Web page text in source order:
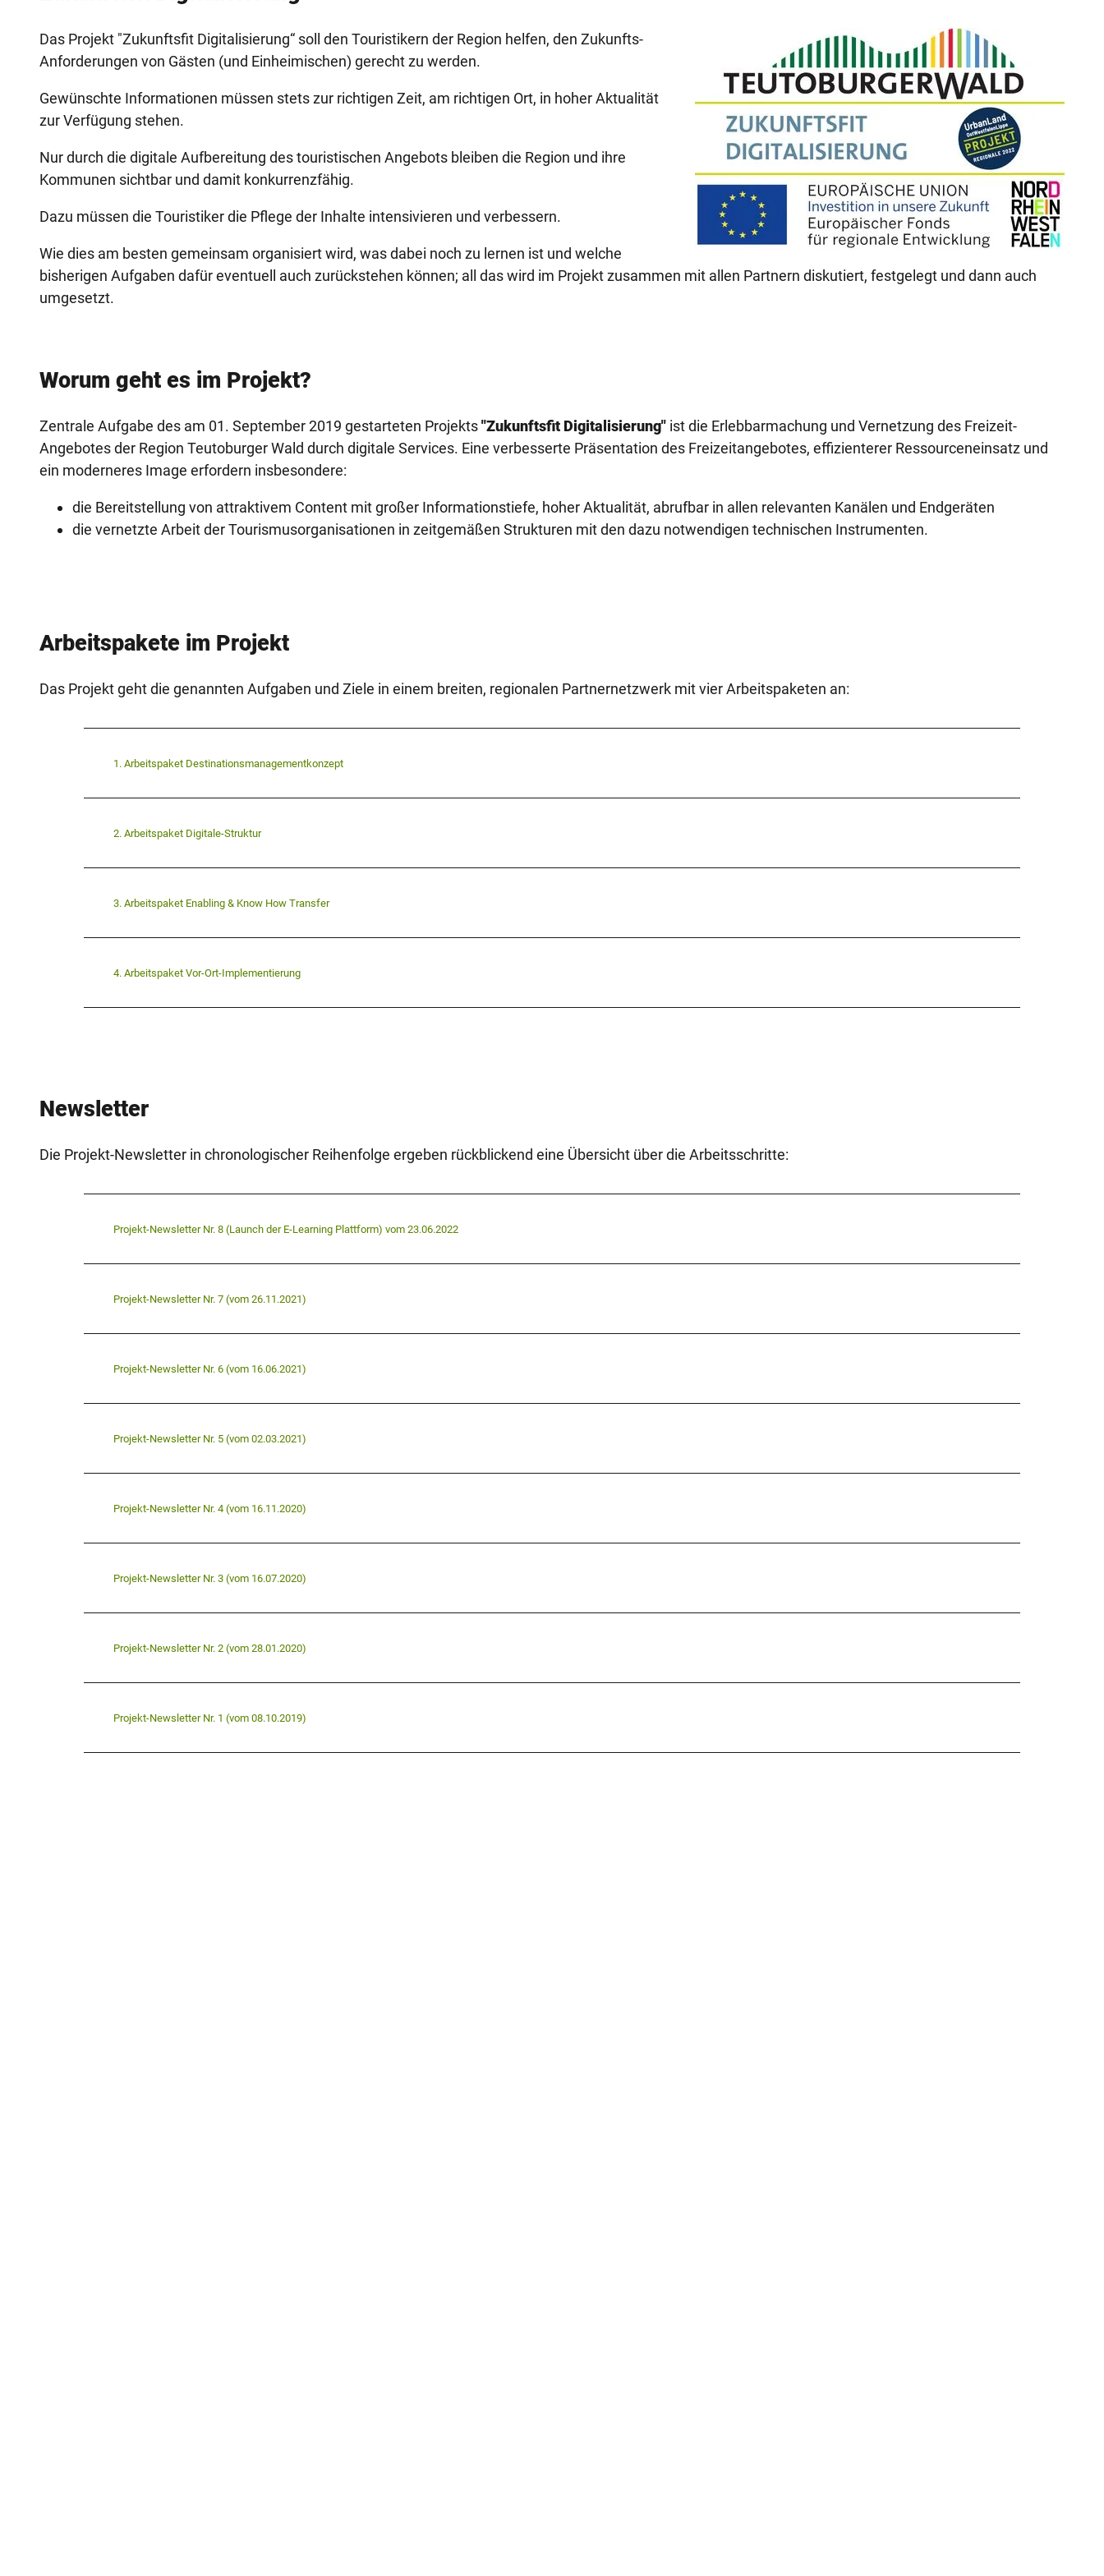
Zukunftsfit Digitalisierung
Das Projekt "Zukunftsfit Digitalisierung“ soll den Touristikern der Region helfen, den Zukunfts-
Anforderungen von Gästen (und Einheimischen) gerecht zu werden.
Gewünschte Informationen müssen stets zur richtigen Zeit, am richtigen Ort, in hoher Aktualität
zur Verfügung stehen.
Nur durch die digitale Aufbereitung des touristischen Angebots bleiben die Region und ihre
Kommunen sichtbar und damit konkurrenzfähig.
Dazu müssen die Touristiker die Pflege der Inhalte intensivieren und verbessern.
Wie dies am besten gemeinsam organisiert wird, was dabei noch zu lernen ist und welche
bisherigen Aufgaben dafür eventuell auch zurückstehen können; all das wird im Projekt zusammen mit allen Partnern diskutiert, festgelegt und dann auch
umgesetzt.
Worum geht es im Projekt?
Zentrale Aufgabe des am 01. September 2019 gestarteten Projekts"Zukunftsfit Digitalisierung" ist die Erlebbarmachung und Vernetzung des Freizeit-
Angebotes der Region Teutoburger Wald durch digitale Services. Eine verbesserte Präsentation des Freizeitangebotes, effizienterer Ressourceneinsatz und
ein moderneres Image erfordern insbesondere:
die Bereitstellung von attraktivem Content mit großer Informationstiefe, hoher Aktualität, abrufbar in allen relevanten Kanälen und Endgeräten
die vernetzte Arbeit der Tourismusorganisationen in zeitgemäßen Strukturen mit den dazu notwendigen technischen Instrumenten.
Arbeitspakete im Projekt
Das Projekt geht die genannten Aufgaben und Ziele in einem breiten, regionalen Partnernetzwerk mit vier Arbeitspaketen an:
1. Arbeitspaket Destinationsmanagementkonzept
2. Arbeitspaket Digitale-Struktur
3. Arbeitspaket Enabling & Know How Transfer
4. Arbeitspaket Vor-Ort-Implementierung
Newsletter
Die Projekt-Newsletter in chronologischer Reihenfolge ergeben rückblickend eine Übersicht über die Arbeitsschritte:
Projekt-Newsletter Nr. 8 (Launch der E-Learning Plattform) vom 23.06.2022
Projekt-Newsletter Nr. 7 (vom 26.11.2021)
Projekt-Newsletter Nr. 6 (vom 16.06.2021)
Projekt-Newsletter Nr. 5 (vom 02.03.2021)
Projekt-Newsletter Nr. 4 (vom 16.11.2020)
Projekt-Newsletter Nr. 3 (vom 16.07.2020)
Projekt-Newsletter Nr. 2 (vom 28.01.2020)
Projekt-Newsletter Nr. 1 (vom 08.10.2019)